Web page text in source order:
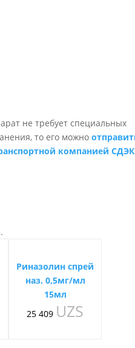
не требует специальных
то его можно
компанией СДЭК
Риназолин спрей
наз. 0,5мг/мл
15мл
25 409 UZS